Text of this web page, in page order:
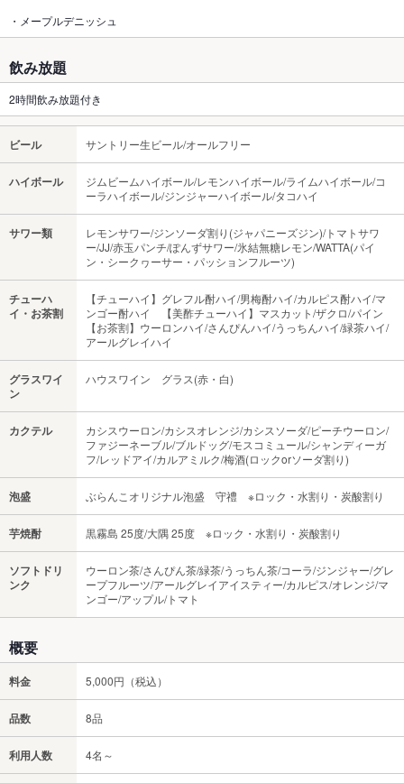
・メープルデニッシュ
飲み放題
2時間飲み放題付き
ビール サントリー生ビール/オールフリー
ハイボール
ジムビームハイボール/レモンハイボール/ライムハイボール/コ
ーラハイボール/ジンジャーハイボール/タコハイ
サワー類
レモンサワー/ジンソーダ割り(ジャパニーズジン)/トマトサワ
ー/JJ/赤玉パンチ/ぽんずサワー/氷結無糖レモン/WATTA(パイ
ン・シークヮーサー・パッションフルーツ)
チューハ
イ・お茶割
【チューハイ】グレフル酎ハイ/男梅酎ハイ/カルピス酎ハイ/マ
ンゴー酎ハイ 【美酢チューハイ】マスカット/ザクロ/パイン
【お茶割】ウーロンハイ/さんぴんハイ/うっちんハイ/緑茶ハイ/
アールグレイハイ
グラスワイ
ン
ハウスワイン グラス(赤・白)
カクテル
カシスウーロン/カシスオレンジ/カシスソーダ/ピーチウーロン/
ファジーネーブル/ブルドッグ/モスコミュール/シャンディーガ
フ/レッドアイ/カルアミルク/梅酒(ロックorソーダ割り)
泡盛 ぶらんこオリジナル泡盛 守禮 ※ロック・水割り・炭酸割り
芋焼酎 黒霧島 25度/大隅 25度 ※ロック・水割り・炭酸割り
ソフトドリ
ンク
ウーロン茶/さんぴん茶/緑茶/うっちん茶/コーラ/ジンジャー/グレ
ープフルーツ/アールグレイアイスティー/カルピス/オレンジ/マ
ンゴー/アップル/トマト
概要
料金 5,000円（税込）
品数 8品
利用人数 4名～